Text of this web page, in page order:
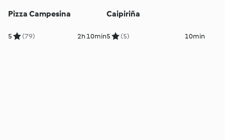
Pizza Campesina
5 (79) 2h 10min
Caipiriña
5 (5) 10min